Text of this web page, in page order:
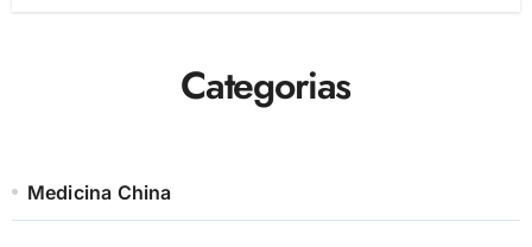
Categorias
Medicina China